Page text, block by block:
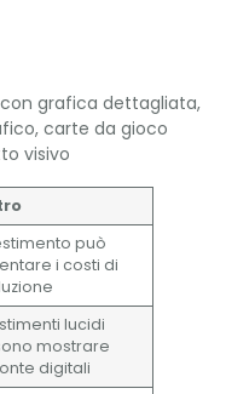
grafica dettagliata,
carte da gioco
visivo
può
i costi di
lucidi
mostrare
digitali